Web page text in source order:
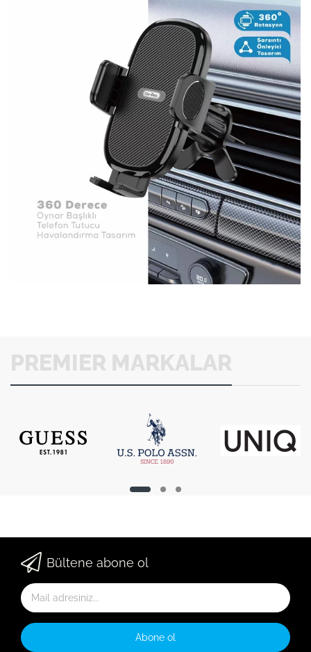
PREMIER MARKALAR
Bültene abone ol
Abone ol